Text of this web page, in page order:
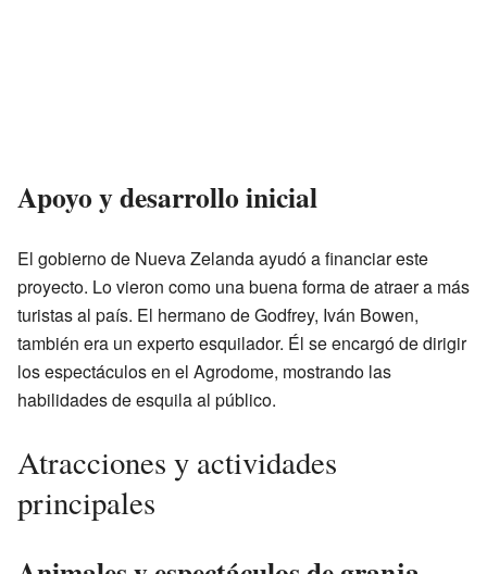
Apoyo y desarrollo inicial
El gobierno de Nueva Zelanda ayudó a financiar este
proyecto. Lo vieron como una buena forma de atraer a más
turistas al país. El hermano de Godfrey, Iván Bowen,
también era un experto esquilador. Él se encargó de dirigir
los espectáculos en el Agrodome, mostrando las
habilidades de esquila al público.
Atracciones y actividades
principales